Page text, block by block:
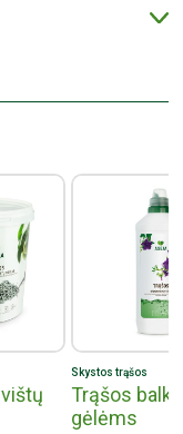
kokiu metų laiku.
Skystos trąšos
Trąšos
gėlėms